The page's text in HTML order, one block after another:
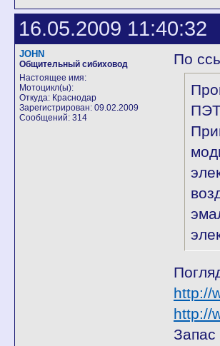
16.05.2009 11:40:32
JOHN
Общительный сибиховод
Настоящее имя:
Мотоцикл(ы):
Откуда: Краснодар
Зарегистрирован: 09.02.2009
Сообщений: 314
По
http://
http://